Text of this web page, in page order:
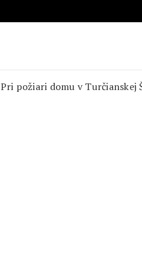
Pri požiari domu v Turčianskej